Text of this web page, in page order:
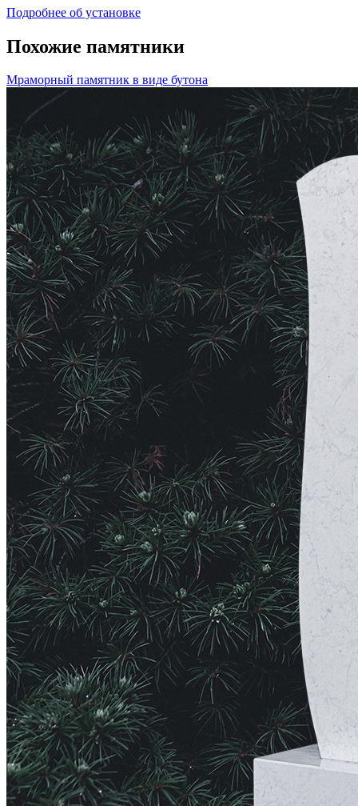
Подробнее об установке
Похожие памятники
Мраморный памятник в виде бутона